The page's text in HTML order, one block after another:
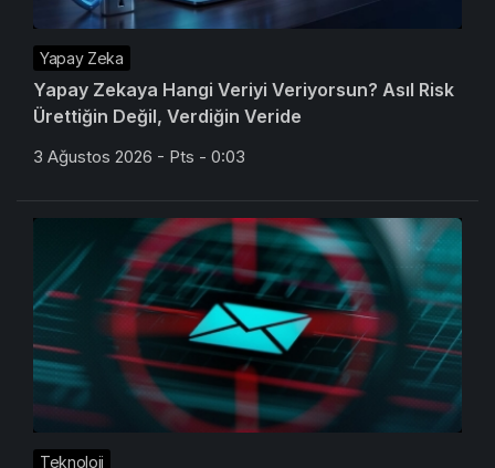
Yapay Zeka
Yapay Zekaya Hangi Veriyi Veriyorsun? Asıl Risk
Ürettiğin Değil, Verdiğin Veride
3 Ağustos 2026 - Pts - 0:03
Teknoloji